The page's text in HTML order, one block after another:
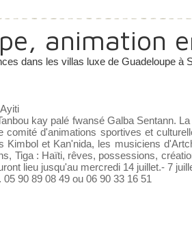
animation
dans les villas luxe de Guadeloupe à
kay palé fwansé Galba Sentann.
d'animations sportives et
Kimbol et Kan'nida, les musiciens
Tiga : Haïti, rêves, possessions,
lieu jusqu'au mercredi 14 juillet.- 7
90 89 08 49 ou 06 90 33 16 51